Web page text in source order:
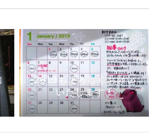
2019もよろしくお願い
いたします！